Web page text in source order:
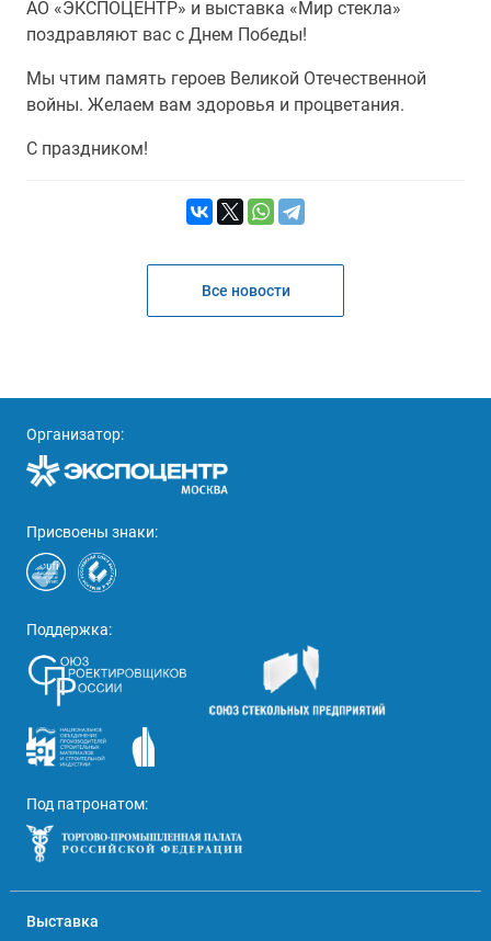
АО «ЭКСПОЦЕНТР» и выставка «Мир стекла»
поздравляют вас с Днем Победы!
Мы чтим память героев Великой Отечественной
войны. Желаем вам здоровья и процветания.
С праздником!
Все новости
Организатор:
Присвоены знаки:
Поддержка:
Под патронатом:
Выставка